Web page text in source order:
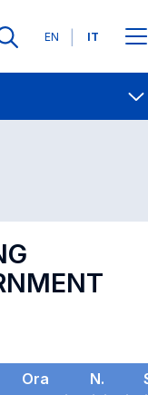
Lingue
EN IT
Contatti
Open
Ora
N.